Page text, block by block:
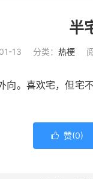
半
13 分类： 热梗
向。喜欢宅，但宅
 赞(0)